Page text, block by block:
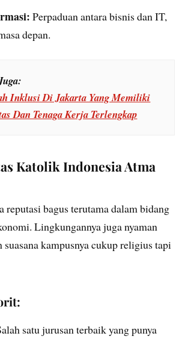
Perpaduan antara bisnis dan IT,
depan.
Inklusi Di Jakarta Yang Memiliki
Dan Tenaga Kerja Terlengkap
Katolik Indonesia Atma
reputasi bagus terutama dalam bidang
Lingkungannya juga nyaman
suasana kampusnya cukup religius tapi
satu jurusan terbaik yang punya